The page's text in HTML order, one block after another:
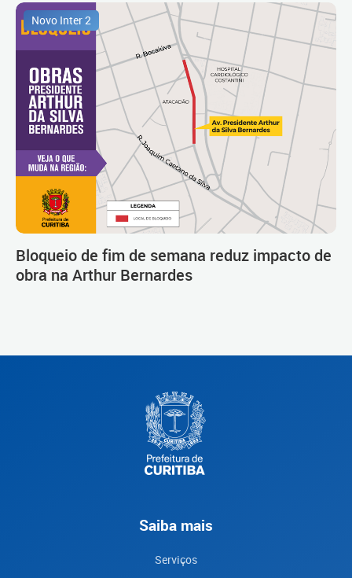
Novo Inter 2
Bloqueio de fim de semana reduz impacto de
obra na Arthur Bernardes
Saiba mais
Serviços